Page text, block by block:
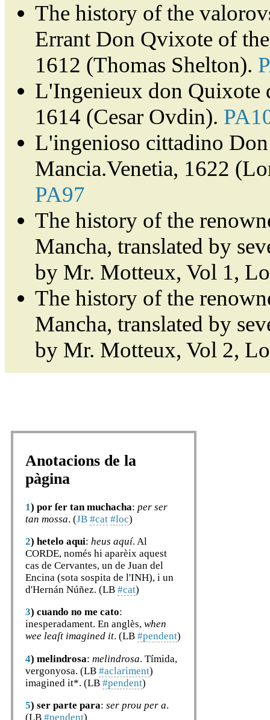
The history of the
Errant Don Qvixote of
1612 (Thomas Shelton).
L'Ingenieux don Quixote
1614 (Cesar Ovdin).
L'ingenioso cittadino
Mancia.Venetia, 1622
PA97
The history of the
Mancha, translated by
by Mr. Motteux, Vol 1,
The history of the
Mancha, translated by
by Mr. Motteux, Vol 2,
Anotacions de la
pàgina
1) por ſer tan muchacha: per ser
tan mossa. (JB #cat #loc)
2) hetelo aqui: heus aquí. Al
CORDE, només hi aparèix aquest
cas de Cervantes, un de Juan del
Encina (sota sospita de l'INH), i un
d'Hernán Núñez. (LB #cat)
3) cuando no me cato:
inesperadament. En anglès, when
wee leaſt imagined it. (LB #pendent)
4) melindrosa: melindrosa. Tímida,
vergonyosa. (LB #aclariment)
imagined it*. (LB #pendent)
5) ser parte para: ser prou per a.
(LB #pendent)